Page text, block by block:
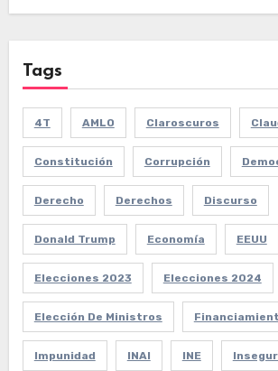
Tags
4T AMLO Claroscuros
Constitución Corrupción
Derecho Derechos Discurso
Donald Trump Economía EEUU
Elecciones 2023 Elecciones 2024
Elección De Ministros
Impunidad INAI INE